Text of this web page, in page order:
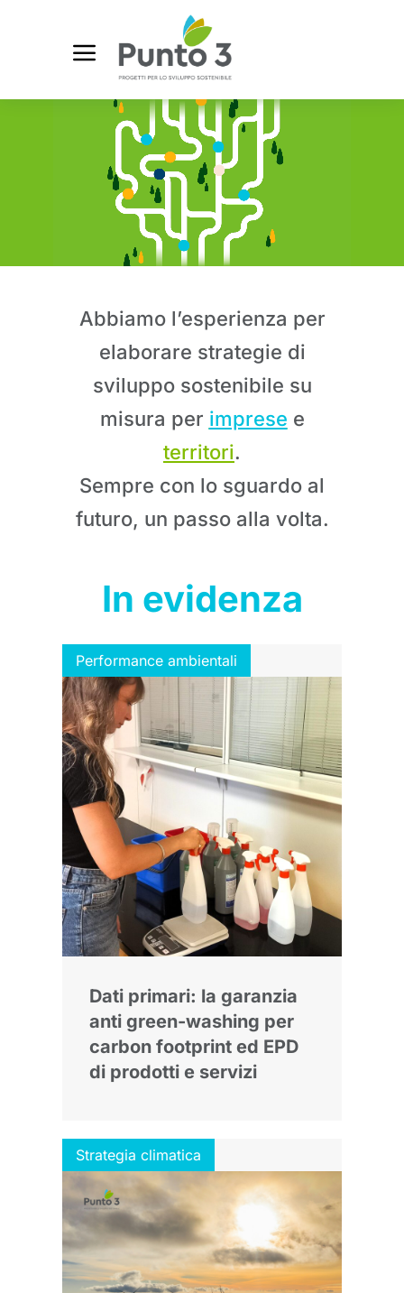
Abbiamo l’esperienza per
elaborare strategie di
sviluppo sostenibile su
misura per imprese e
territori.
Sempre con lo sguardo al
futuro, un passo alla volta.
In evidenza
Performance ambientali
Dati primari: la garanzia
anti green-washing per
carbon footprint ed EPD
di prodotti e servizi
Strategia climatica